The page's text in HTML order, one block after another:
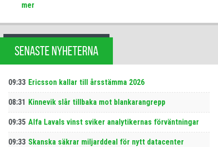
mer
SENASTE NYHETERNA
09:33 Ericsson kallar till årsstämma 2026
08:31 Kinnevik slår tillbaka mot blankarangrepp
09:35 Alfa Lavals vinst sviker analytikernas förväntningar
09:33 Skanska säkrar miljarddeal för nytt datacenter